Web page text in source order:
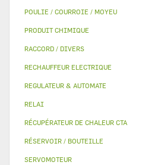
POULIE / COURROIE / MOYEU
PRODUIT CHIMIQUE
RACCORD / DIVERS
RECHAUFFEUR ELECTRIQUE
REGULATEUR & AUTOMATE
RELAI
RÉCUPÉRATEUR DE CHALEUR CTA
RÉSERVOIR / BOUTEILLE
SERVOMOTEUR